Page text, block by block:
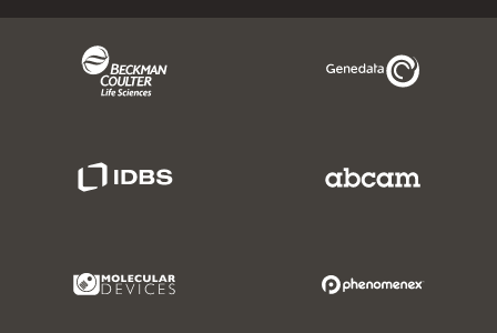
Genedata Link
Molecular Devices Link